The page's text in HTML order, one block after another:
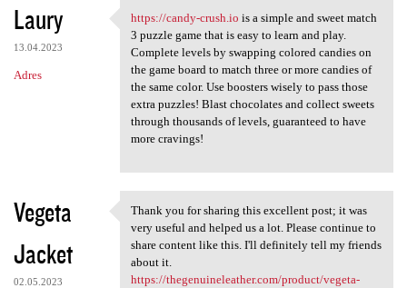
Laury
13.04.2023
Adres
https://candy-crush.io is a
https://candy-crush.io is a simple and sweet match
3 puzzle game that is easy to learn and play.
Complete levels by swapping colored candies on
the game board to match three or more candies of
the same color. Use boosters wisely to pass those
extra puzzles! Blast chocolates and collect sweets
through thousands of levels, guaranteed to have
more cravings!
Vegeta
Jacket
02.05.2023
Thank you for sharing this
Thank you for sharing this excellent post; it was
very useful and helped us a lot. Please continue to
share content like this. I'll definitely tell my friends
about it.
https://thegenuineleather.com/product/vegeta-